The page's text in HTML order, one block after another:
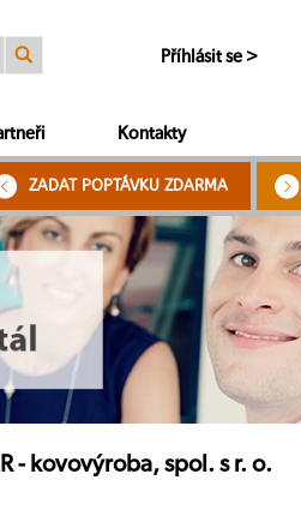
Příhlásit se >
Kontakty
ZADAT POPTÁVKU ZDARMA
- kovovýroba, spol. s r. o.